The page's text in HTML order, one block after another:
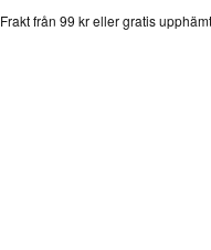
Frakt från 99 kr eller gratis